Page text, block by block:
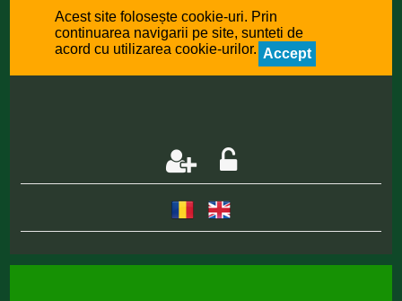
Acest site folosește cookie-uri. Prin
continuarea navigarii pe site, sunteti de
acord cu utilizarea cookie-urilor. Accept